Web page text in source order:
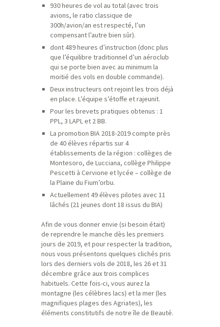
930 heures de vol au total (avec trois
avions, le ratio classique de
300h/avion/an est respecté, l’un
compensant l’autre bien sûr).
dont 489 heures d’instruction (donc plus
que l’équilibre traditionnel d’un aéroclub
qui se porte bien avec au minimum la
moitié des vols en double commande).
Deux instructeurs ont rejoint les trois déjà
en place. L’équipe s’étoffe et rajeunit.
Pour les brevets pratiques obtenus : 1
PPL, 3 LAPL et 2 BB.
La promotion BIA 2018-2019 compte près
de 40 élèves répartis sur 4
établissements de la région : collèges de
Montesoro, de Lucciana, collège Philippe
Pescetti à Cervione et lycée – collège de
la Plaine du Fium’orbu.
Actuellement 49 élèves pilotes avec 11
lâchés (21 jeunes dont 18 issus du BIA)
Afin de vous donner envie (si besoin était)
de reprendre le manche dès les premiers
jours de 2019, et pour respecter la tradition,
nous vous présentons quelques clichés pris
lors des derniers vols de 2018, les 26 et 31
décembre grâce aux trois complices
habituels. Cette fois-ci, vous aurez la
montagne (les célèbres lacs) et la mer (les
magnifiques plages des Agriates), les
éléments constitutifs de notre île de Beauté.